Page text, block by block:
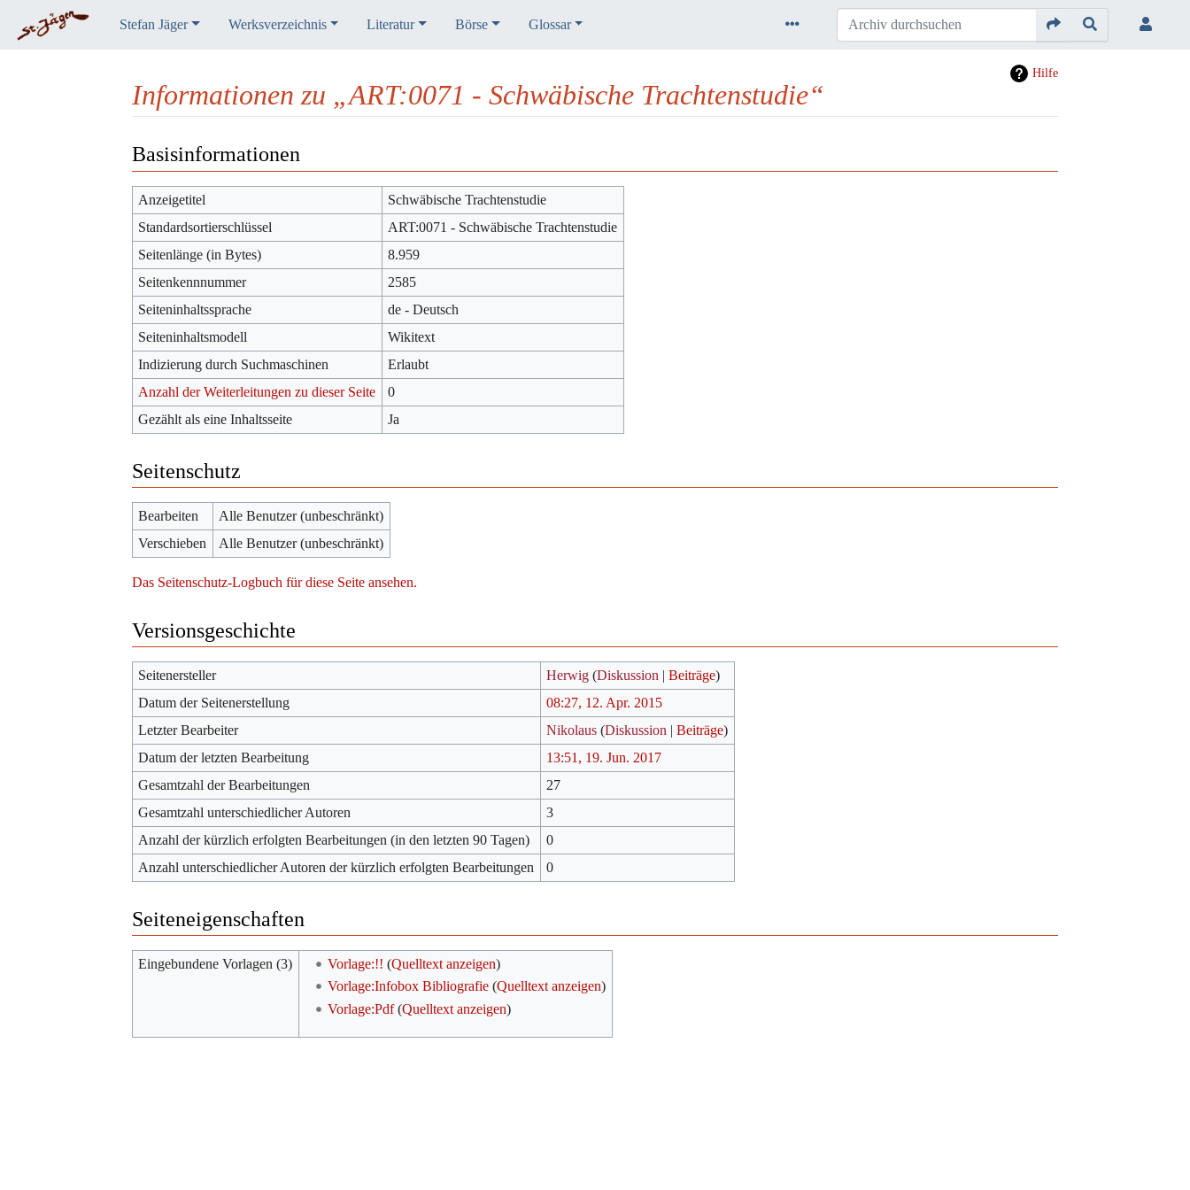
Stefan Jäger Werksverzeichnis Literatur Börse Glossar
Hilfe
Informationen zu „ART:0071 - Schwäbische Trachtenstudie“
Basisinformationen
Anzeigetitel
Schwäbische Trachtenstudie
Standardsortierschlüssel
ART:0071 - Schwäbische Trachtenstudie
Seitenlänge (in Bytes)
8.959
Seitenkennnummer
2585
Seiteninhaltssprache
de - Deutsch
Seiteninhaltsmodell
Wikitext
Indizierung durch Suchmaschinen
Erlaubt
Anzahl der Weiterleitungen zu dieser Seite
0
Gezählt als eine Inhaltsseite
Ja
Seitenschutz
Bearbeiten
Alle Benutzer (unbeschränkt)
Verschieben
Alle Benutzer (unbeschränkt)
Das Seitenschutz-Logbuch für diese Seite ansehen.
Versionsgeschichte
Seitenersteller Herwig (Diskussion |Beiträge)
Datum der Seitenerstellung
08:27, 12. Apr. 2015
Letzter Bearbeiter
Nikolaus (Diskussion |Beiträge)
Datum der letzten Bearbeitung
13:51, 19. Jun. 2017
Gesamtzahl der Bearbeitungen
27
Gesamtzahl unterschiedlicher Autoren
3
Anzahl der kürzlich erfolgten Bearbeitungen (in den letzten 90 Tagen)
0
Anzahl unterschiedlicher Autoren der kürzlich erfolgten Bearbeitungen
0
Seiteneigenschaften
Eingebundene Vorlagen (3) Vorlage:!! (Quelltext anzeigen)
Vorlage:Infobox Bibliografie (Quelltext anzeigen)
Vorlage:Pdf(Quelltext anzeigen)